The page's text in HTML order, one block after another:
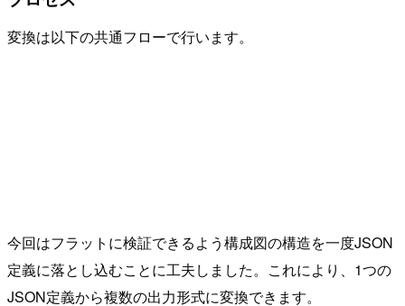
変換は以下の共通フローで行います。
今回はフラットに検証できるよう構成図の構造を一度JSON
定義に落とし込むことに工夫しました。これにより、1つの
JSON定義から複数の出力形式に変換できます。